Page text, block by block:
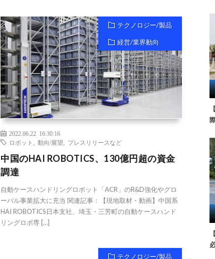
テクノロジー/製品
経営/業界動向
2022.06.22 16:30:16
ロボット
,動向/展望 プレスリリースなど
中国のHAI ROBOTICS、130億円超の資金
調達
自動ケースハンドリングロボット「ACR」のR&D強化やグロ
ーバル事業拡大に充当 関連記事：【現地取材・動画】中国系
HAI ROBOTICS日本支社、埼玉・三芳町の自動ケースハンド
リングロボ専 […]
テクノロジー/製品